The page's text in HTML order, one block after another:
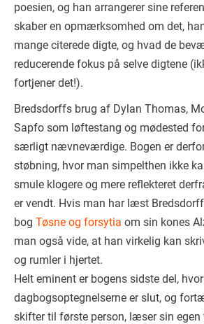
poesien, og han arrangerer sine
skaber en opmærksomhed om det,
mange citerede digte, og hvad de
reducerende fokus på selve digtene
fortjener det!).
Bredsdorffs brug af Dylan Thomas,
Sapfo som løftestang og mødested
særligt nævneværdige. Bogen er
støbning, hvor man simpelthen ikke
smule klogere og mere reflekteret
er vendt. Hvis man har læst
bog Tøsne og forsytia om sin kones
man også vide, at han virkelig kan
og rumler i hjertet.
Helt eminent er bogens sidste del, hvor
dagbogsoptegnelserne er slut, og
skifter til første person, læser sin egen